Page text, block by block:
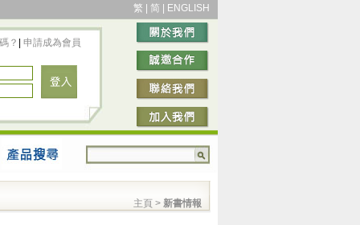
繁 简 ENGLISH
？ 申請成為會員
主頁 > 新書情報